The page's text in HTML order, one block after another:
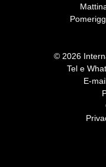
© 2026
Tel e
E-